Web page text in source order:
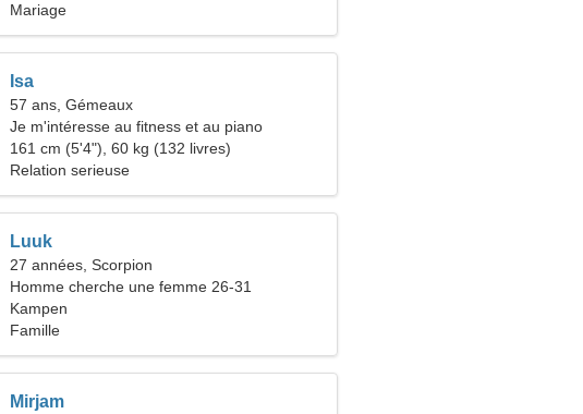
Mariage
Isa
57 ans, Gémeaux
Je m'intéresse au fitness et au piano
161 cm (5'4"), 60 kg (132 livres)
Relation serieuse
Luuk
27 années, Scorpion
Homme cherche une femme 26-31
Kampen
Famille
Mirjam